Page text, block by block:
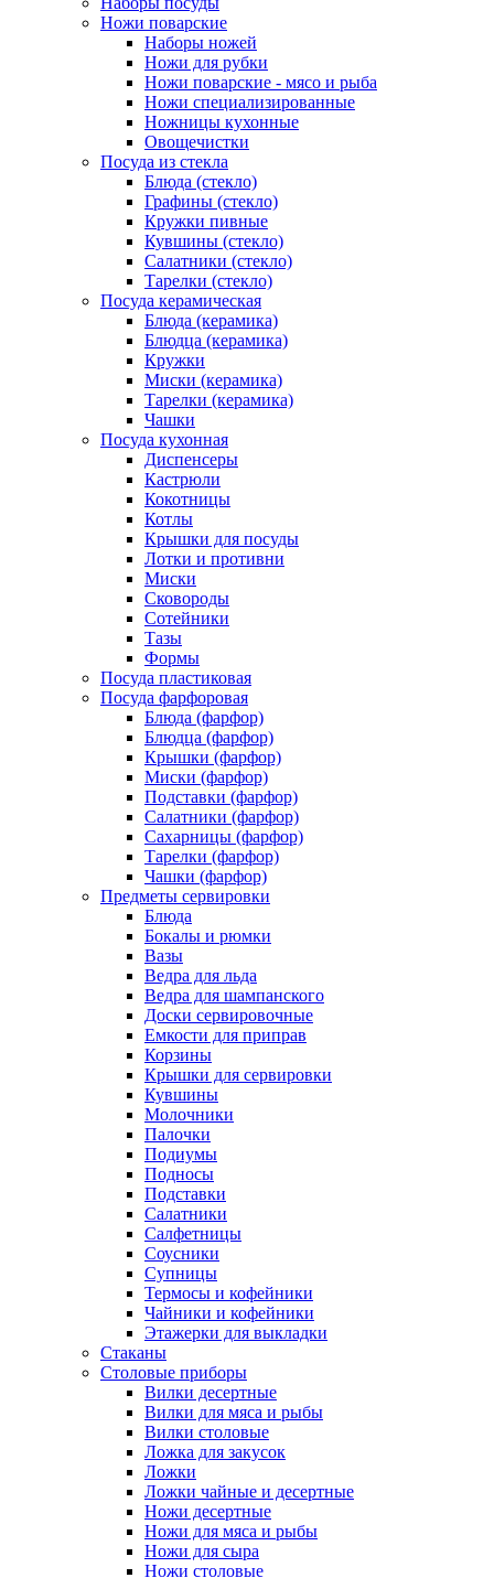
Ножи поварские
Наборы ножей
Ножи для рубки
Ножи поварские - мясо и рыба
Ножи специализированные
Ножницы кухонные
Овощечистки
Посуда из стекла
Блюда (стекло)
Графины (стекло)
Кружки пивные
Кувшины (стекло)
Салатники (стекло)
Тарелки (стекло)
Посуда керамическая
Блюда (керамика)
Блюдца (керамика)
Кружки
Миски (керамика)
Тарелки (керамика)
Чашки
Посуда кухонная
Диспенсеры
Кастрюли
Кокотницы
Котлы
Крышки для посуды
Лотки и противни
Миски
Сковороды
Сотейники
Тазы
Формы
Посуда пластиковая
Посуда фарфоровая
Блюда (фарфор)
Блюдца (фарфор)
Крышки (фарфор)
Миски (фарфор)
Подставки (фарфор)
Салатники (фарфор)
Сахарницы (фарфор)
Тарелки (фарфор)
Чашки (фарфор)
Предметы сервировки
Блюда
Бокалы и рюмки
Вазы
Ведра для льда
Ведра для шампанского
Доски сервировочные
Емкости для приправ
Корзины
Крышки для сервировки
Кувшины
Молочники
Палочки
Подиумы
Подносы
Подставки
Салатники
Салфетницы
Соусники
Супницы
Термосы и кофейники
Чайники и кофейники
Этажерки для выкладки
Стаканы
Столовые приборы
Вилки десертные
Вилки для мяса и рыбы
Вилки столовые
Ложка для закусок
Ложки
Ложки чайные и десертные
Ножи десертные
Ножи для мяса и рыбы
Ножи для сыра
Ножи столовые